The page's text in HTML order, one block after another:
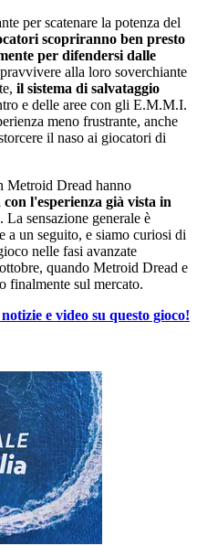
per scatenare la potenza del
scopriranno ben presto
per difendersi dalle
alla loro soverchiante
il sistema di salvataggio
e delle aree con gli E.M.M.I.
meno frustrante, anche
il naso ai giocatori di
Metroid Dread hanno
l'esperienza già vista in
. La sensazione generale è
a un seguito, e siamo curiosi di
nelle fasi avanzate
quando Metroid Dread e
sul mercato.
e video su questo gioco!